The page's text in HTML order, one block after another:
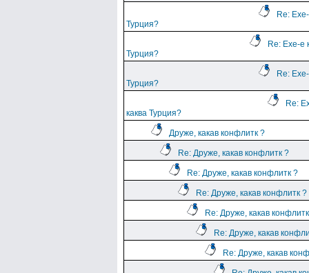
Re:
Турция?
Re: Ехе-е
Турция?
Re:
Турция?
Re:
каква Турция?
Друже, какав конфлитк ?
Re: Друже, какав конфлитк ?
Re: Друже, какав конфлитк ?
Re: Друже, какав конфлитк ?
Re: Друже, какав
Re: Друже, какав
Re: Друже, какав